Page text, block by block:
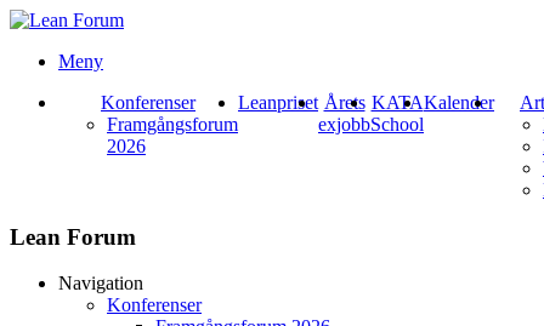
Meny
Konferenser
Framgångsforum
2026
Leanpriset Årets
exjobb
KATA
School
Kalender
Lean Forum
Navigation
Konferenser